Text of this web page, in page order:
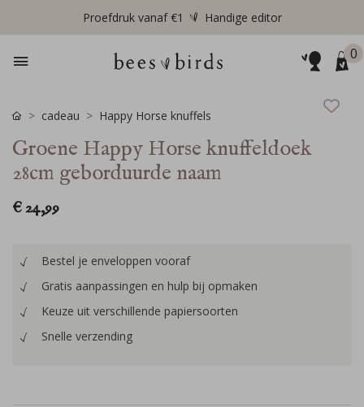
Proefdruk vanaf €1 Handige editor
0
cadeau Happy Horse knuffels
Groene Happy Horse knuffeldoek
28cm geborduurde naam
€ 24,99
Bestel je enveloppen vooraf
Gratis aanpassingen en hulp bij opmaken
Keuze uit verschillende papiersoorten
Snelle verzending